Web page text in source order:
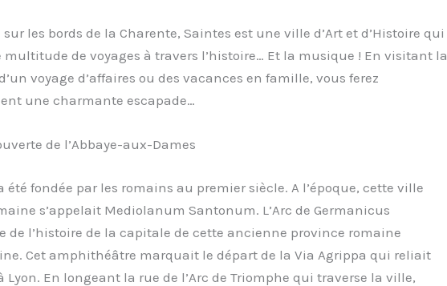
les bords de la Charente, Saintes est une ville d’Art et d’Histoire qui
multitude de voyages à travers l’histoire… Et la musique ! En visitant la
voyage d’affaires ou des vacances en famille, vous ferez
une charmante escapade…
de l’Abbaye-aux-Dames
été fondée par les romains au premier siècle. A l’époque, cette ville
s’appelait Mediolanum Santonum. L’Arc de Germanicus
de l’histoire de la capitale de cette ancienne province romaine
Cet amphithéâtre marquait le départ de la Via Agrippa qui reliait
Lyon. En longeant la rue de l’Arc de Triomphe qui traverse la ville,